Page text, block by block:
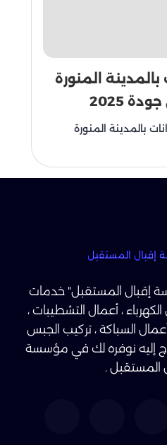
المنورة
2025
بالمدينة المنورة
إقبال المستقبل" خدمات
، أعمال التشطيبات ،
السباكة ، تركيب الجبس
إليه نوفره لك في مؤسسة
المستقبل .